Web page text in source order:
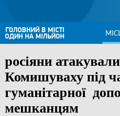
ГОЛОВНИЙ В МІСТІ
ОДИН НА МІЛЬЙОН
росіяни
Комишуваху під
гуманітарної
мешканцям